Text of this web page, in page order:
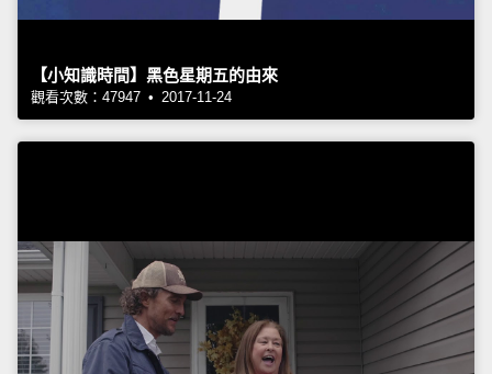
【小知識時間】黑色星期五的由來
觀看次數：47947 • 2017-11-24